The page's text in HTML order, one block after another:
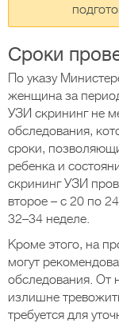
Сроки
По указу
женщина за
УЗИ скрининг не
обследования,
сроки,
ребенка и
скрининг УЗИ
второе – с 20 по
32–34 неделе.
Кроме этого, на
могут
обследования. От
излишне
требуется для